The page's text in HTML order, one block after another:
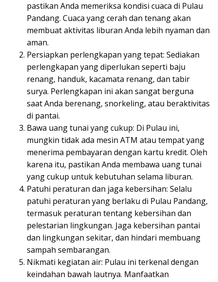
pastikan Anda memeriksa kondisi cuaca di Pulau
Pandang. Cuaca yang cerah dan tenang akan
membuat aktivitas liburan Anda lebih nyaman dan
aman.
Persiapkan perlengkapan yang tepat: Sediakan
perlengkapan yang diperlukan seperti baju
renang, handuk, kacamata renang, dan tabir
surya. Perlengkapan ini akan sangat berguna
saat Anda berenang, snorkeling, atau beraktivitas
di pantai.
Bawa uang tunai yang cukup: Di Pulau ini,
mungkin tidak ada mesin ATM atau tempat yang
menerima pembayaran dengan kartu kredit. Oleh
karena itu, pastikan Anda membawa uang tunai
yang cukup untuk kebutuhan selama liburan.
Patuhi peraturan dan jaga kebersihan: Selalu
patuhi peraturan yang berlaku di Pulau Pandang,
termasuk peraturan tentang kebersihan dan
pelestarian lingkungan. Jaga kebersihan pantai
dan lingkungan sekitar, dan hindari membuang
sampah sembarangan.
Nikmati kegiatan air: Pulau ini terkenal dengan
keindahan bawah lautnya. Manfaatkan